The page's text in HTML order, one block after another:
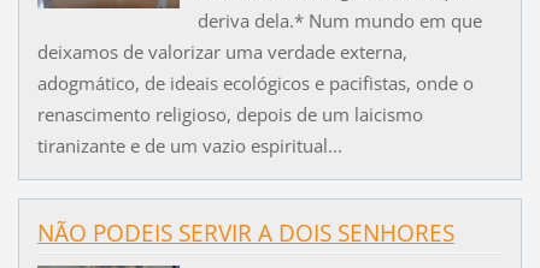
deriva dela.* Num mundo em que
deixamos de valorizar uma verdade externa,
adogmático, de ideais ecológicos e pacifistas, onde o
renascimento religioso, depois de um laicismo
tiranizante e de um vazio espiritual...
NÃO PODEIS SERVIR A DOIS SENHORES